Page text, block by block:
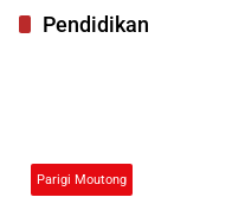
Pendidikan
Parigi Moutong